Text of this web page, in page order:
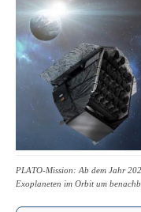
PLATO-Mission: Ab dem Jahr
Exoplaneten im Orbit um